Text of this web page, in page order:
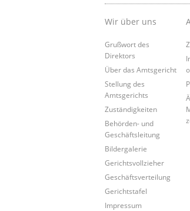
Wir über uns
Grußwort des
Direktors
Über das Amtsgericht
Stellung des
Amtsgerichts
Zuständigkeiten
Behörden- und
Geschäftsleitung
Bildergalerie
Gerichtsvollzieher
Geschäftsverteilung
Gerichtstafel
Impressum